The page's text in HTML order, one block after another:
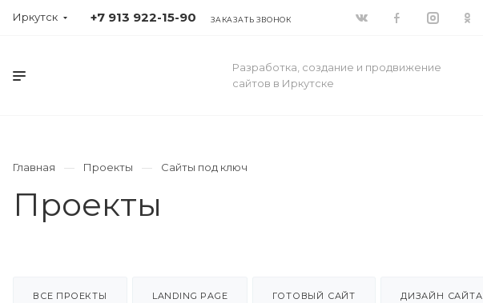
Иркутск +7 913 922-15-90 ЗАКАЗАТЬ ЗВОНОК
Разработка, создание и продвижение
сайтов в Иркутске
Главная Проекты Сайты под ключ
Проекты
ВСЕ ПРОЕКТЫ LANDING PAGE ГОТОВЫЙ САЙТ ДИЗАЙН САЙТА